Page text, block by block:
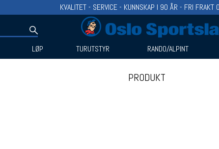
KVALITET - SERVICE - KUNNSKAP I 90 ÅR - FRI FRAKT
LØP TURUTSTYR RANDO/ALPINT
PRODUKT